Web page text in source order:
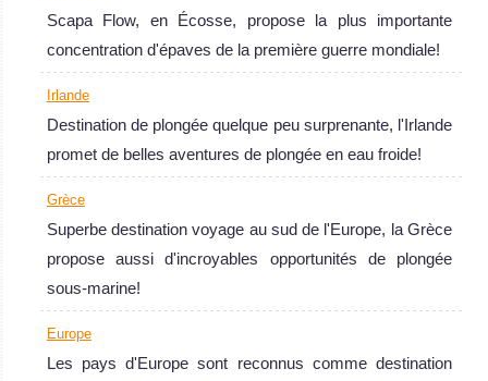
Scapa Flow, en Écosse, propose la plus importante
concentration d'épaves de la première guerre mondiale!
Irlande
Destination de plongée quelque peu surprenante, l'Irlande
promet de belles aventures de plongée en eau froide!
Grèce
Superbe destination voyage au sud de l'Europe, la Grèce
propose aussi d'incroyables opportunités de plongée
sous-marine!
Europe
Les pays d'Europe sont reconnus comme destination